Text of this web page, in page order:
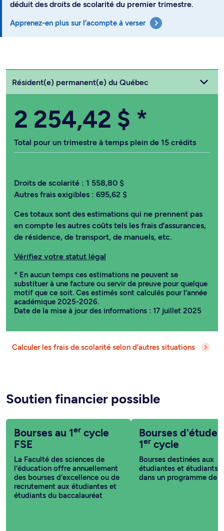
déduit des droits de scolarité du premier trimestre.
Apprenez-en plus sur l’acompte à verser
Choisissez votre statut
Résident(e) permanent(e) du Québec
2 254,42 $ *
Total pour un trimestre à temps plein de 15 crédits
Droits de scolarité : 1 558,80 $
Autres frais exigibles : 695,62 $
Ces totaux sont des estimations qui ne prennent pas
en compte les autres coûts tels les frais d’assurances,
de résidence, de transport, de manuels, etc.
Vérifiez votre statut légal
* En aucun temps ces estimations ne peuvent se
substituer à une facture ou servir de preuve pour quelque
motif que ce soit. Ces estimés sont calculés pour l’année
académique 2025-2026.
Date de la mise à jour des informations : 17 juillet 2025
Calculer les frais de scolarité selon d’autres situations
Soutien financier possible
Bourses au 1er cycle
FSE
La Faculté des sciences de
l'éducation offre annuellement
des bourses d'excellence ou de
recrutement aux étudiantes et
étudiants du baccalauréat
Bourses
1er cycle
Bourses destinées aux
étudiantes et étudiants
dans un programme de 1